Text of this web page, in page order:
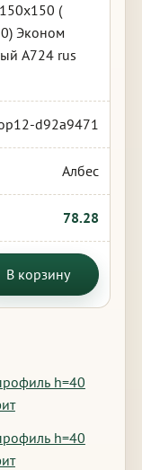
(
Эконом
А724 rus
d92a9471
Албес
78.28
В корзину
h=40
h=40